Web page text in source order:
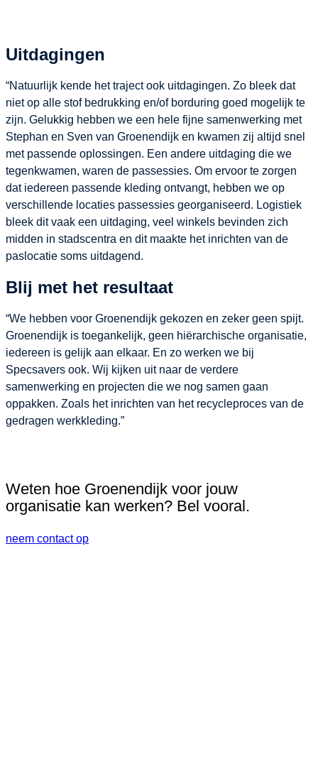
Uitdagingen
“Natuurlijk kende het traject ook uitdagingen. Zo bleek dat
niet op alle stof bedrukking en/of borduring goed mogelijk te
zijn. Gelukkig hebben we een hele fijne samenwerking met
Stephan en Sven van Groenendijk en kwamen zij altijd snel
met passende oplossingen. Een andere uitdaging die we
tegenkwamen, waren de passessies. Om ervoor te zorgen
dat iedereen passende kleding ontvangt, hebben we op
verschillende locaties passessies georganiseerd. Logistiek
bleek dit vaak een uitdaging, veel winkels bevinden zich
midden in stadscentra en dit maakte het inrichten van de
paslocatie soms uitdagend.
Blij met het resultaat
“We hebben voor Groenendijk gekozen en zeker geen spijt.
Groenendijk is toegankelijk, geen hiërarchische organisatie,
iedereen is gelijk aan elkaar. En zo werken we bij
Specsavers ook. Wij kijken uit naar de verdere
samenwerking en projecten die we nog samen gaan
oppakken. Zoals het inrichten van het recycleproces van de
gedragen werkkleding.”
Weten hoe Groenendijk voor jouw
organisatie kan werken? Bel vooral.
neem contact op